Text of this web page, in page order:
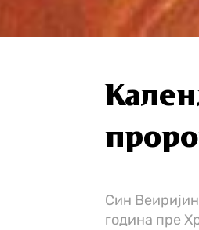
Син
година пре